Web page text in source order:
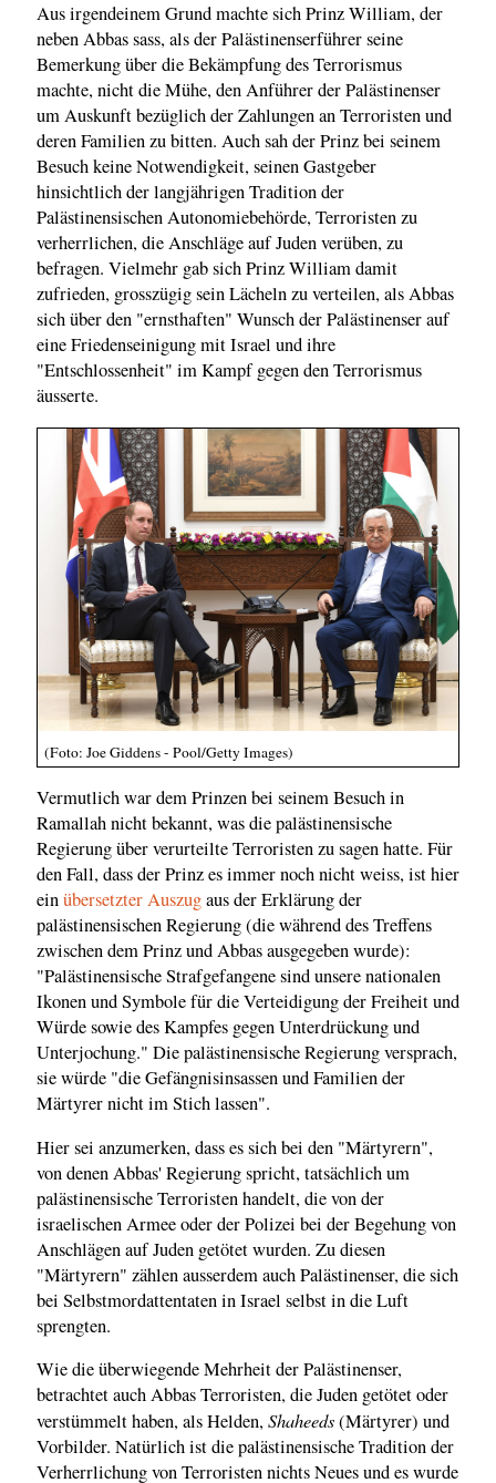
Aus irgendeinem Grund machte sich Prinz William, der
neben Abbas sass, als der Palästinenserführer seine
Bemerkung über die Bekämpfung des Terrorismus
machte, nicht die Mühe, den Anführer der Palästinenser
um Auskunft bezüglich der Zahlungen an Terroristen und
deren Familien zu bitten. Auch sah der Prinz bei seinem
Besuch keine Notwendigkeit, seinen Gastgeber
hinsichtlich der langjährigen Tradition der
Palästinensischen Autonomiebehörde, Terroristen zu
verherrlichen, die Anschläge auf Juden verüben, zu
befragen. Vielmehr gab sich Prinz William damit
zufrieden, grosszügig sein Lächeln zu verteilen, als Abbas
sich über den "ernsthaften" Wunsch der Palästinenser auf
eine Friedenseinigung mit Israel und ihre
"Entschlossenheit" im Kampf gegen den Terrorismus
äusserte.
(Foto: Joe Giddens - Pool/Getty Images)
Vermutlich war dem Prinzen bei seinem Besuch in
Ramallah nicht bekannt, was die palästinensische
Regierung über verurteilte Terroristen zu sagen hatte. Für
den Fall, dass der Prinz es immer noch nicht weiss, ist hier
einübersetzter Auszugaus der Erklärung der
palästinensischen Regierung (die während des Treffens
zwischen dem Prinz und Abbas ausgegeben wurde):
"Palästinensische Strafgefangene sind unsere nationalen
Ikonen und Symbole für die Verteidigung der Freiheit und
Würde sowie des Kampfes gegen Unterdrückung und
Unterjochung." Die palästinensische Regierung versprach,
sie würde "die Gefängnisinsassen und Familien der
Märtyrer nicht im Stich lassen".
Hier sei anzumerken, dass es sich bei den "Märtyrern",
von denen Abbas' Regierung spricht, tatsächlich um
palästinensische Terroristen handelt, die von der
israelischen Armee oder der Polizei bei der Begehung von
Anschlägen auf Juden getötet wurden. Zu diesen
"Märtyrern" zählen ausserdem auch Palästinenser, die sich
bei Selbstmordattentaten in Israel selbst in die Luft
sprengten.
Wie die überwiegende Mehrheit der Palästinenser,
betrachtet auch Abbas Terroristen, die Juden getötet oder
verstümmelt haben, als Helden,Shaheeds(Märtyrer) und
Vorbilder. Natürlich ist die palästinensische Tradition der
Verherrlichung von Terroristen nichts Neues und es wurde